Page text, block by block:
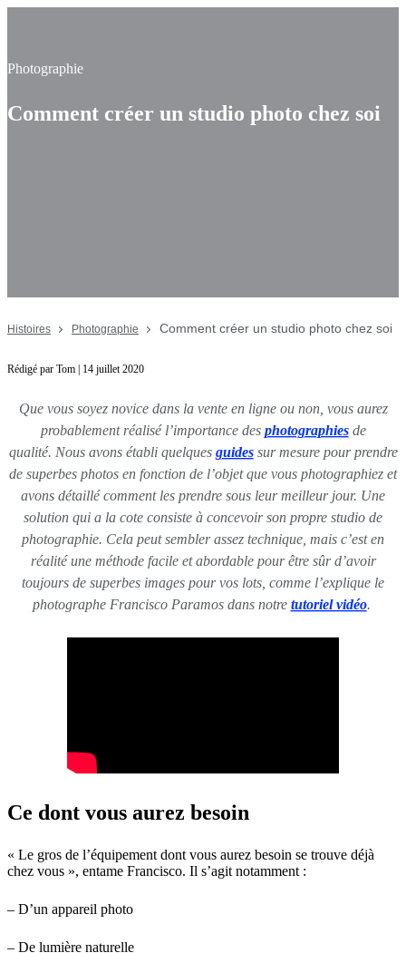
Photographie
Comment créer un studio photo chez soi
Histoires Photographie Comment créer un studio photo chez soi
Rédigé par Tom | 14 juillet 2020
Que vous soyez novice dans la vente en ligne ou non, vous aurez
probablement réalisé l’importance des photographiesde
qualité. Nous avons établi quelques guides sur mesure pour prendre
de superbes photos en fonction de l’objet que vous photographiez et
avons détaillé comment les prendre sous leur meilleur jour. Une
solution qui a la cote consiste à concevoir son propre studio de
photographie. Cela peut sembler assez technique, mais c’est en
réalité une méthode facile et abordable pour être sûr d’avoir
toujours de superbes images pour vos lots, comme l’explique le
photographe Francisco Paramos dans notre tutoriel vidéo.
Ce dont vous aurez besoin
« Le gros de l’équipement dont vous aurez besoin se trouve déjà
chez vous », entame Francisco. Il s’agit notamment :
– D’un appareil photo
– De lumière naturelle